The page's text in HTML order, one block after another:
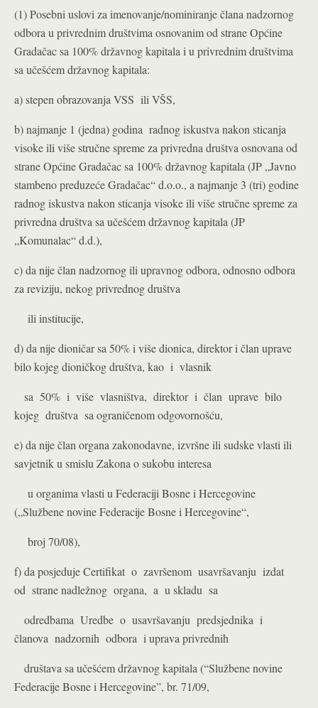
(1) Posebni uslovi za imenovanje/nominiranje člana nadzornog
odbora u privrednim društvima osnovanim od strane Općine
Gradačac sa 100% državnog kapitala i u privrednim društvima
sa učešćem državnog kapitala:
a) stepen obrazovanja VSS ili VŠS,
b) najmanje 1 (jedna) godina radnog iskustva nakon sticanja
visoke ili više stručne spreme za privredna društva osnovana od
strane Općine Gradačac sa 100% državnog kapitala (JP „Javno
stambeno preduzeće Gradačac“ d.o.o., a najmanje 3 (tri) godine
radnog iskustva nakon sticanja visoke ili više stručne spreme za
privredna društva sa učešćem državnog kapitala (JP
„Komunalac“ d.d.),
c) da nije član nadzornog ili upravnog odbora, odnosno odbora
za reviziju, nekog privrednog društva
ili institucije,
d) da nije dioničar sa 50% i više dionica, direktor i član uprave
bilo kojeg dioničkog društva, kao i vlasnik
sa 50% i više vlasništva, direktor i član uprave bilo
kojeg društva sa ograničenom odgovornošću,
e) da nije član organa zakonodavne, izvršne ili sudske vlasti ili
savjetnik u smislu Zakona o sukobu interesa
u organima vlasti u Federaciji Bosne i Hercegovine
(„Službene novine Federacije Bosne i Hercegovine“,
broj 70/08),
f) da posjeduje Certifikat o završenom usavršavanju izdat
od strane nadležnog organa, a u skladu sa
odredbama Uredbe o usavršavanju predsjednika i
članova nadzornih odbora i uprava privrednih
društava sa učešćem državnog kapitala (“Službene novine
Federacije Bosne i Hercegovine”, br. 71/09,